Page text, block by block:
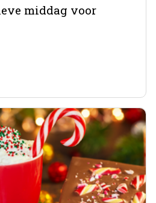
middag voor